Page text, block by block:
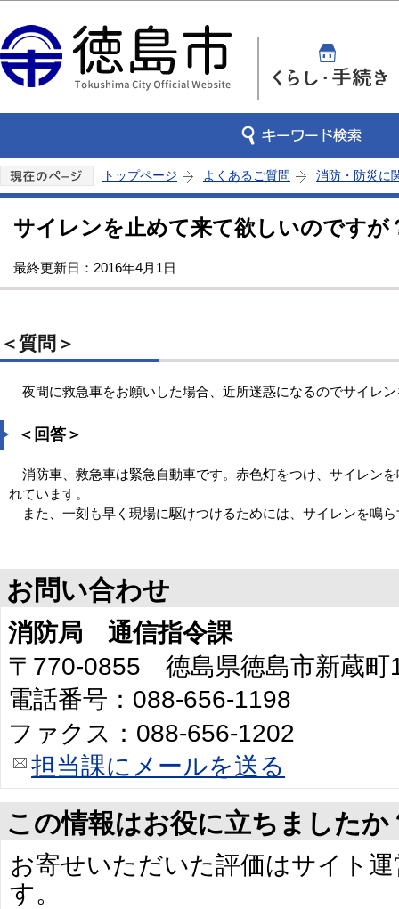
トップページ よくあるご質問 消防・防災に
サイレンを止めて来て欲しいのですが
最終更新日：2016年4月1日
＜質問＞
夜間に救急車をお願いした場合、近所迷惑になるのでサイレ
＜回答＞
消防車、救急車は緊急自動車です。赤色灯をつけ、サイレン
れています。
また、一刻も早く現場に駆けつけるためには、サイレンを鳴
お問い合わせ
消防局 通信指令課
〒770-0855 徳島県徳島市新蔵町
電話番号：088-656-1198
ファクス：088-656-1202
担当課にメールを送る
この情報はお役に立ちましたか
お寄せいただいた評価はサイト
す。